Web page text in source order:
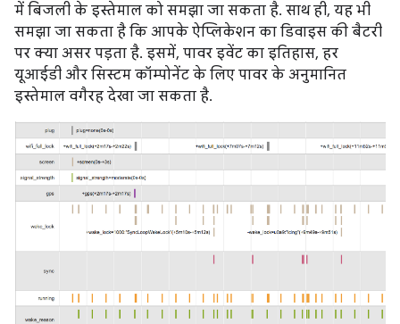
में बिजली के इस्तेमाल को समझा जा सकता है. साथ ही, यह भी
समझा जा सकता है कि आपके ऐप्लिकेशन का डिवाइस की बैटरी
पर क्या असर पड़ता है. इसमें, पावर इवेंट का इतिहास, हर
यूआईडी और सिस्टम कॉम्पोनेंट के लिए पावर के अनुमानित
इस्तेमाल वगैरह देखा जा सकता है.